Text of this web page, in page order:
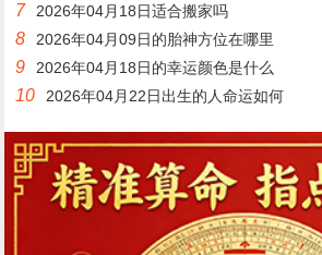
7 2026年04月18日适合搬家吗
8 2026年04月09日的胎神方位在哪里
9 2026年04月18日的幸运颜色是什么
10 2026年04月22日出生的人命运如何